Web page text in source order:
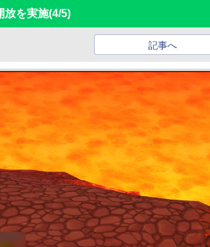
放を実施(4/5)
記事へ